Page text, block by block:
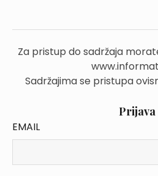
Za pristup do sadržaja
Sadržajima se pristupa
Prijava
EMAIL